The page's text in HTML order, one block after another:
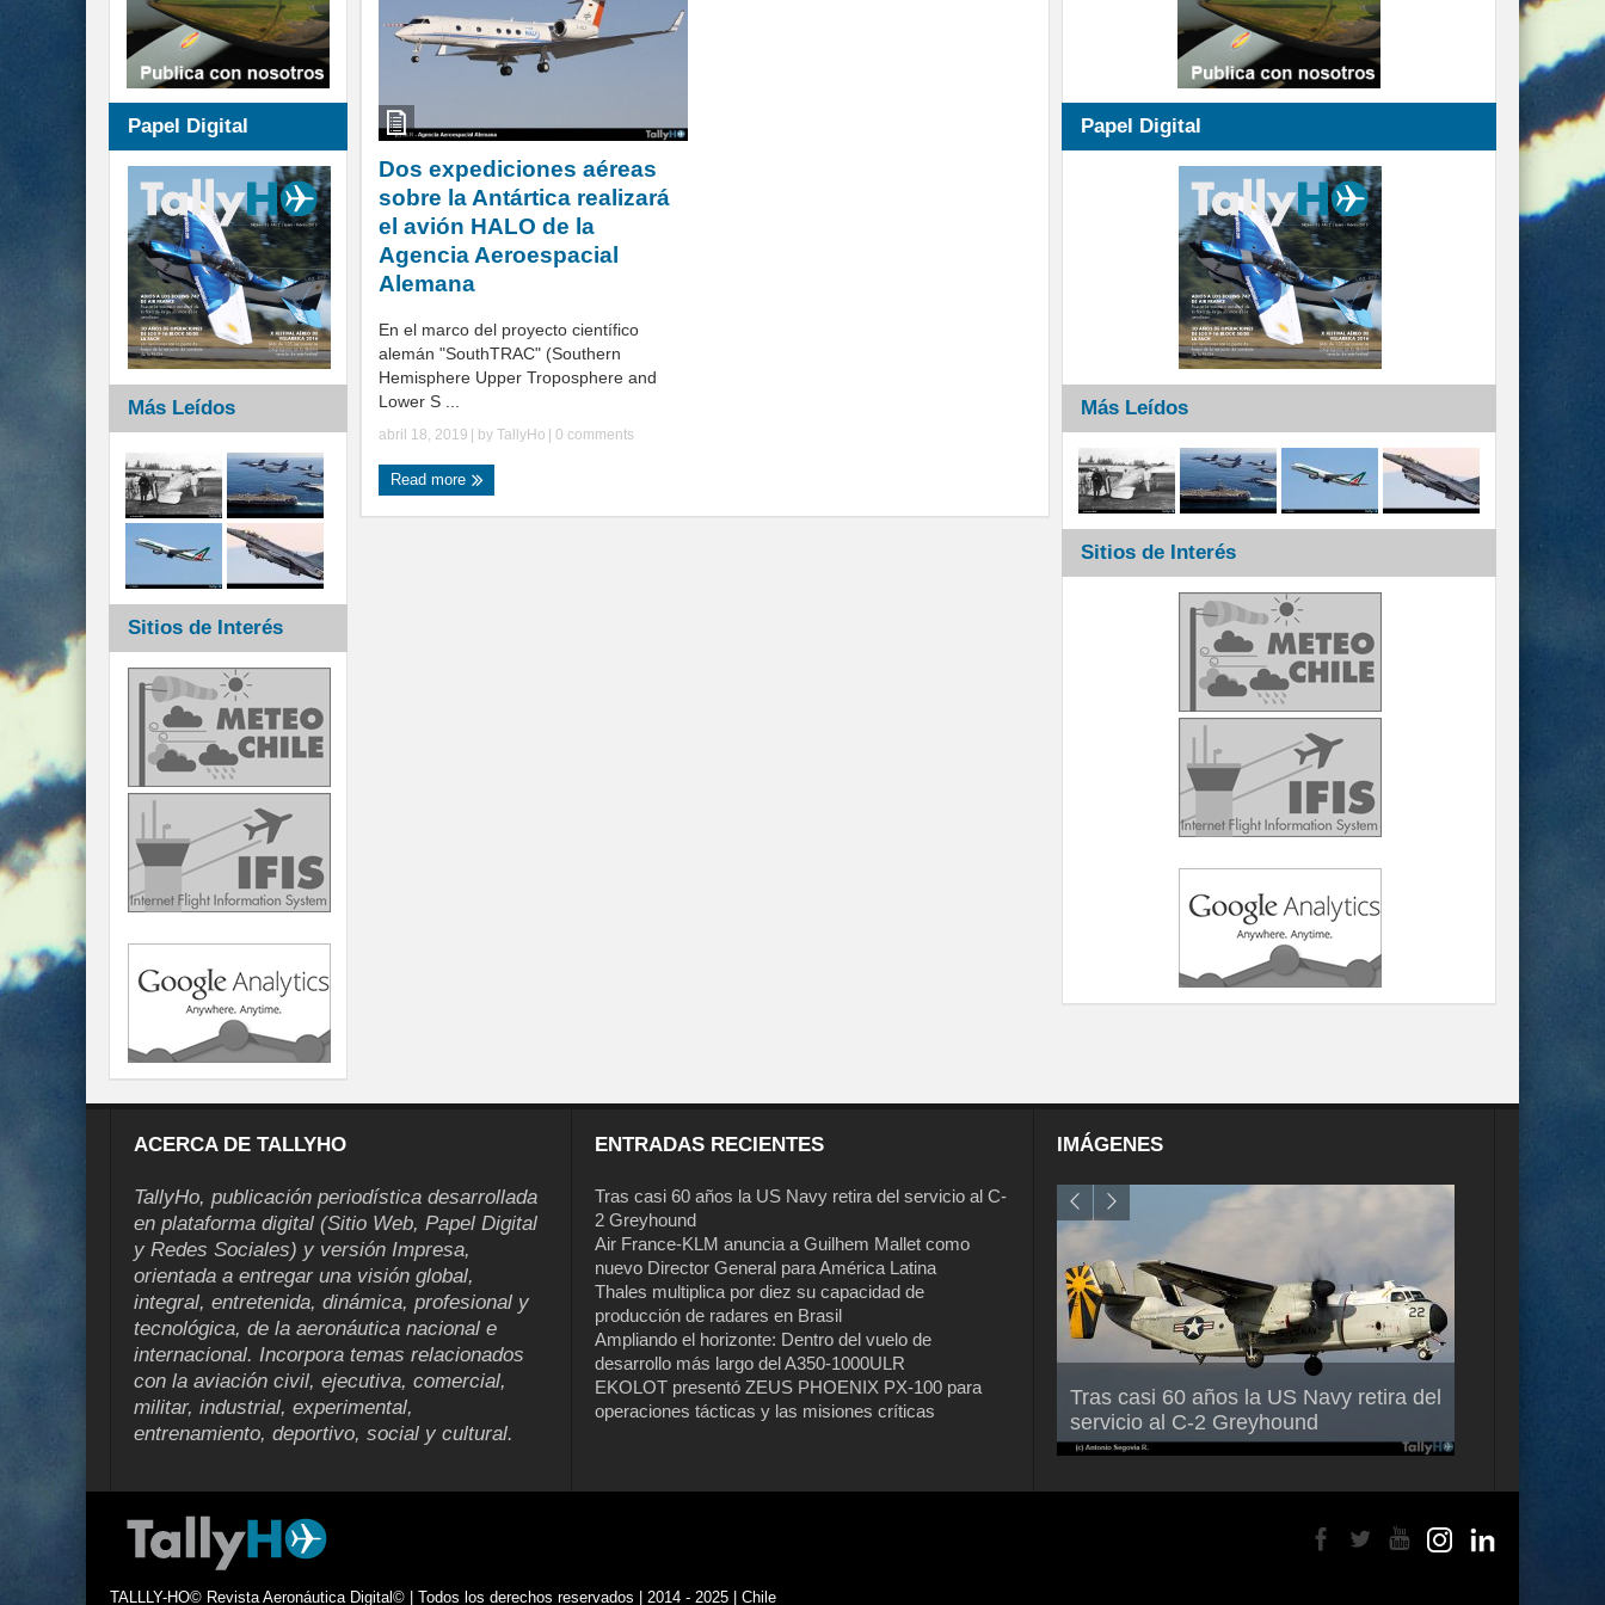
Dos expediciones aéreas
sobre la Antártica realizará
el avión HALO de la
Agencia Aeroespacial
Alemana
En el marco del proyecto científico
alemán "SouthTRAC" (Southern
Hemisphere Upper Troposphere and
Lower S ...
abril 18, 2019 | by TallyHo 0 comments
Read more
Papel Digital
Más Leídos
Sitios de Interés
Papel Digital
Más Leídos
Sitios de Interés
ACERCA DE TALLYHO
TallyHo, publicación periodística desarrollada
en plataforma digital (Sitio Web, Papel Digital
y Redes Sociales) y versión Impresa,
orientada a entregar una visión global,
integral, entretenida, dinámica, profesional y
tecnológica, de la aeronáutica nacional e
internacional. Incorpora temas relacionados
con la aviación civil, ejecutiva, comercial,
militar, industrial, experimental,
entrenamiento, deportivo, social y cultural.
ENTRADAS RECIENTES
Tras casi 60 años la US Navy retira del servicio al C-
2 Greyhound
Air France-KLM anuncia a Guilhem Mallet como
nuevo Director General para América Latina
Thales multiplica por diez su capacidad de
producción de radares en Brasil
Ampliando el horizonte: Dentro del vuelo de
desarrollo más largo del A350-1000ULR
EKOLOT presentó ZEUS PHOENIX PX-100 para
operaciones tácticas y las misiones críticas
IMÁGENES
Tras casi 60 años la US Navy retira del
servicio al C-2 Greyhound
Air France-KLM anuncia a Guilhem
Mallet como nuevo Director General
para América Latina
TALLLY-HO© Revista Aeronáutica Digital© | Todos los derechos reservados | 2014 - 2025 | Chile